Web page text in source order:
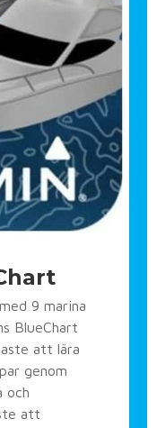
9 marina
BlueChart
att lära
genom
och
att